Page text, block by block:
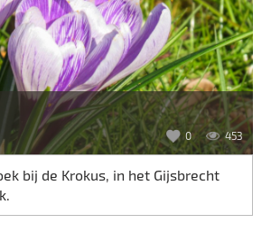
0 453
bij de Krokus, in het Gijsbrecht